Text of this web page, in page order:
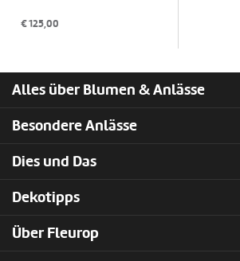
€125,00
Alles über Blumen & Anlässe
Besondere Anlässe
Dies und Das
Dekotipps
Über Fleurop